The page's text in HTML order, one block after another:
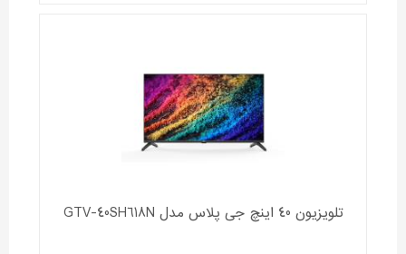
تلویزیون 40 اینچ جی پلاس مدل GTV-40SH618N